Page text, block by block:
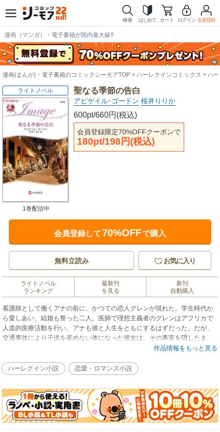
検索 はじめて カート ログイン 会員登録
漫画（マンガ）・電子書籍が国内最大級!!
漫画(まんが)・電子書籍のコミックシーモアTOP ハーレクインコミックス ハ
聖なる季節の告白
アビゲイル･ゴードン 桜井りりか
600pt/660円(税込)
会員登録限定70%OFFクーポンで
180pt/198円(税込)
ライトノベル
1巻配信中
会員登録して70%OFFで購入
無料立読み お気に入り
ライトノベル
ランキング
最新刊
を見る
新刊
自動購入
看護師として働くアナの前に、かつての恋人グレンが現れた。学生時代か
ら愛しあい、結婚も誓った二人。医師で理想主義者のグレンはアフリカで
人道的医療活動を行い、アナも彼と人生をともにするはずだった。だが、
交通事故により子供を産めない体になった彼女は、その事実を隠したま
ま、五年前に自分から別れを告げた。子供のいる家庭を望むグレンを、愛
のはずが、思いがけずアナの身近で日を送ることになる。彼に秘密を知ら
れたらどうしよう――不安がアナを襲った。
作品情報をもっと見る
ハーレクイン小説 恋愛・ロマンス小説